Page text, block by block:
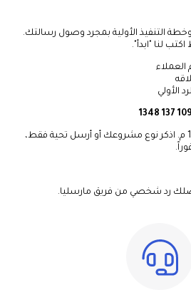
التنفيذ الأولية بمجرد وصول رسالتك.
لنا "ابدأ".
الأولي
متاح يومياً من 10 ص حتى 10 م. اذكر نوع مشروعك أو أرسل تحية فقط،
رد شخصي من فريق مارسليا.